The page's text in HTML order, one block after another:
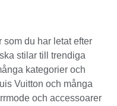
som du har letat efter
stilar till trendiga
kategorier och
Vuitton och många
och accessoarer